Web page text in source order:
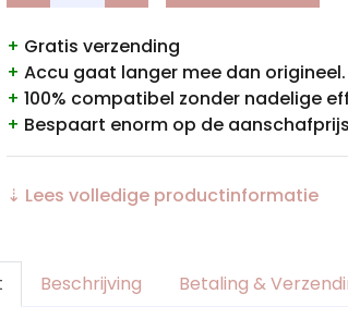
+ Gratis verzending
+ Accu gaat langer mee dan origineel.
+ 100% compatibel zonder nadelige
+ Bespaart enorm op de
⇣ Lees volledige productinformatie
Beschrijving Betaling &